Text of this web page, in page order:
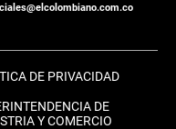
DE PRIVACIDAD
DE
Y COMERCIO